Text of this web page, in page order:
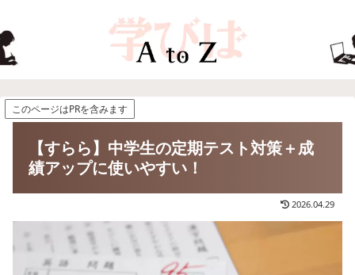
このページはPRを含みます
【すらら】中学生の定期テスト対策＋成
績アップに使いやすい！
2026.04.29